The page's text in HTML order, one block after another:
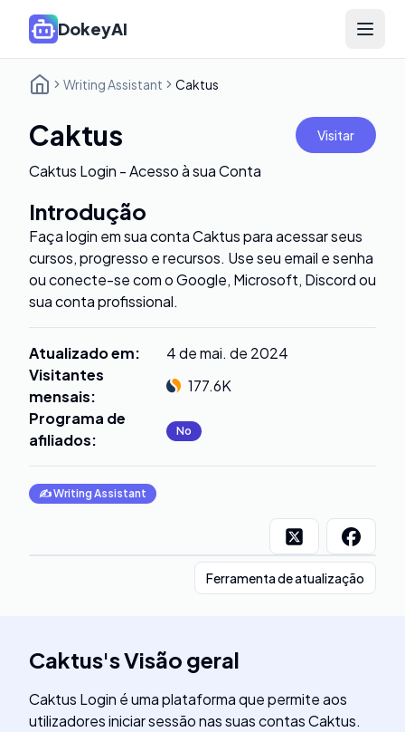
DokeyAI Open
Writing Assistant Caktus
Caktus Visitar
Caktus Login - Acesso à sua Conta
Introdução
Faça login em sua conta Caktus para acessar seus
cursos, progresso e recursos. Use seu email e senha
ou conecte-se com o Google, Microsoft, Discord ou
sua conta profissional.
Atualizado em:
4 de mai. de 2024
Visitantes
mensais:
177.6K
Programa de
afiliados: No
✍️Writing Assistant
Ferramenta de atualização
Caktus'sVisão geral
Caktus Login é uma plataforma que permite aos
utilizadores iniciar sessão nas suas contas Caktus.